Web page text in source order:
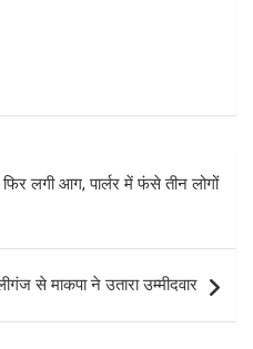
लगी आग, पार्लर में फंसे तीन लोगों
से माकपा ने उतारा उम्मीदवार